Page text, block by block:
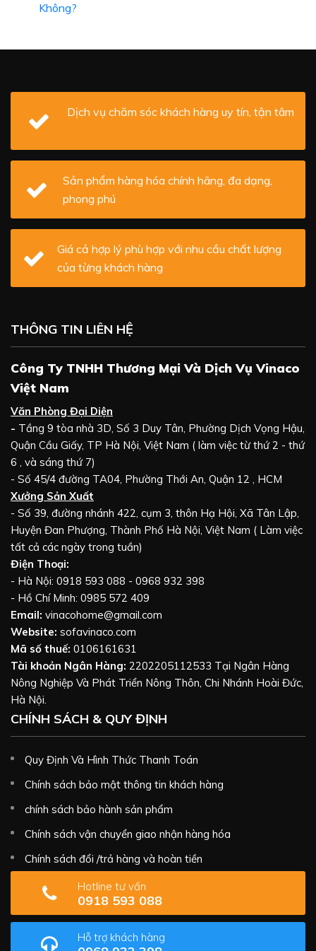
Không?
Dịch vụ chăm sóc khách hàng uy tín, tận tâm
Sản phẩm hàng hóa chính hãng, đa dạng,
phong phú
Giá cả hợp lý phù hợp với nhu cầu chất lượng
của từng khách hàng
THÔNG TIN LIÊN HỆ
Công Ty TNHH Thương Mại Và Dịch Vụ Vinaco
Việt Nam
Văn Phòng Đại Diện
- Tầng 9 tòa nhà 3D, Số 3 Duy Tân, Phường Dịch Vọng Hậu,
Quận Cầu Giấy, TP Hà Nội, Việt Nam ( làm việc từ thứ 2 - thứ
6 , và sáng thứ 7)
- Số 45/4 đường TA04, Phường Thới An, Quận 12 , HCM
Xưởng Sản Xuất
- Số 39, đường nhánh 422, cụm 3, thôn Hạ Hội, Xã Tân Lập,
Huyện Đan Phượng, Thành Phố Hà Nội, Việt Nam ( Làm việc
tất cả các ngày trong tuần)
Điện Thoại:
- Hà Nội: 0918 593 088 - 0968 932 398
- Hồ Chí Minh: 0985 572 409
Email: vinacohome@gmail.com
Website: sofavinaco.com
Mã số thuế: 0106161631
Tài khoản Ngân Hàng: 2202205112533 Tại Ngân Hàng
Nông Nghiệp Và Phát Triển Nông Thôn, Chi Nhánh Hoài Đức,
Hà Nội.
CHÍNH SÁCH & QUY ĐỊNH
Quy Định Và Hình Thức Thanh Toán
Chính sách bảo mật thông tin khách hàng
chính sách bảo hành sản phẩm
Chính sách vận chuyển giao nhận hàng hóa
Chính sách đổi /trả hàng và hoàn tiền
Hotline tư vấn
0918 593 088
Hỗ trợ khách hàng